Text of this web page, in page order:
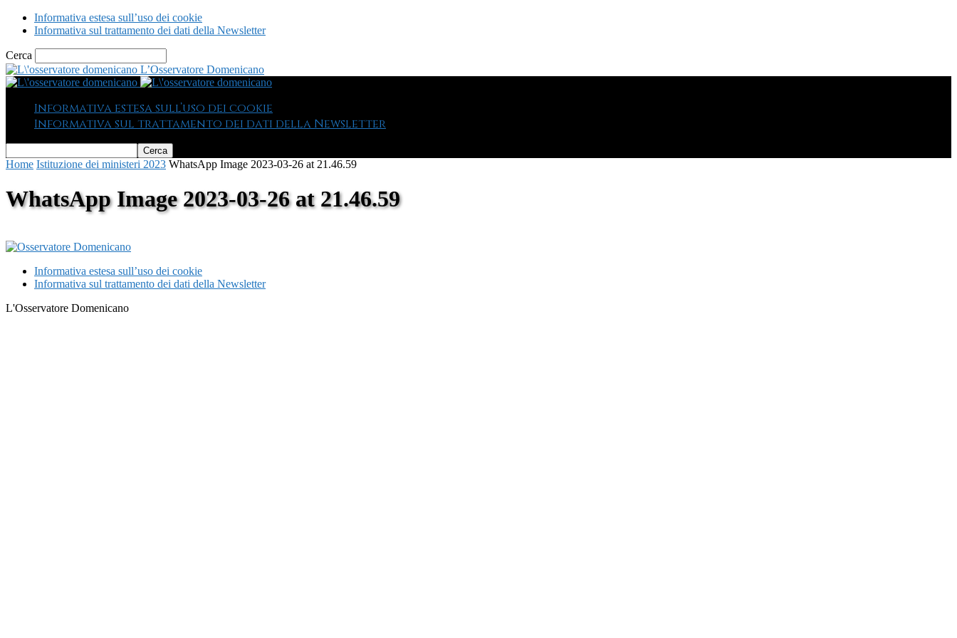
Informativa estesa sull’uso dei cookie
Informativa sul trattamento dei dati della Newsletter
Cerca
L’Osservatore Domenicano
Informativa estesa sull’uso dei cookie
Informativa sul trattamento dei dati della Newsletter
Home Istituzione dei ministeri 2023 WhatsApp Image 2023-03-26 at 21.46.59
WhatsApp Image 2023-03-26 at 21.46.59
Informativa estesa sull’uso dei cookie
Informativa sul trattamento dei dati della Newsletter
L'Osservatore Domenicano